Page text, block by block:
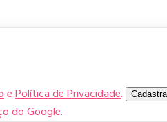
ePolítica de Privacidade.
do Google.